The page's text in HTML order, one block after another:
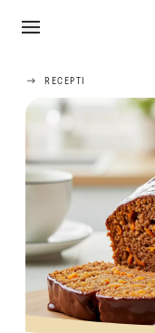
RECEPTI